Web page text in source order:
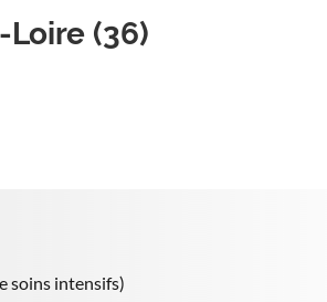
(36)
soins intensifs)